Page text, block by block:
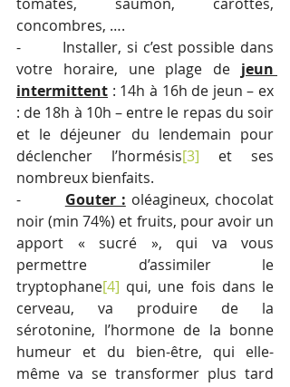
concombres, ….
-        Installer, si c’est possible dans
votre horaire, une plage de jeun
intermittent : 14h à 16h de jeun – ex
: de 18h à 10h – entre le repas du soir
et le déjeuner du lendemain pour
déclencher l’hormésis[3] et ses
nombreux bienfaits.
- Gouter : oléagineux, chocolat
noir (min 74%) et fruits, pour avoir un
apport « sucré », qui va vous
permettre d’assimiler le
tryptophane[4] qui, une fois dans le
cerveau, va produire de la
sérotonine, l’hormone de la bonne
humeur et du bien-être, qui elle-
même va se transformer plus tard